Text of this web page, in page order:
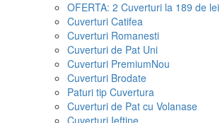
OFERTA: 2 Cuverturi la 189 de lei
Cuverturi Catifea
Cuverturi Romanesti
Cuverturi de Pat Uni
Cuverturi PremiumNou
Cuverturi Brodate
Paturi tip Cuvertura
Cuverturi de Pat cu Volanase
Cuverturi Ieftine